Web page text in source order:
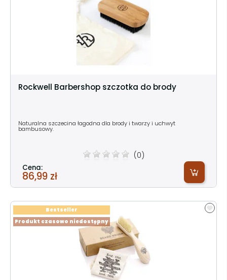
Rockwell Barbershop szczotka do brody
Naturalna szczecina łagodna dla brody i twarzy i uchwyt
bambusowy.
(0)
Cena:
86,99 zł
Produkt czasowo niedostępny
Bestseller